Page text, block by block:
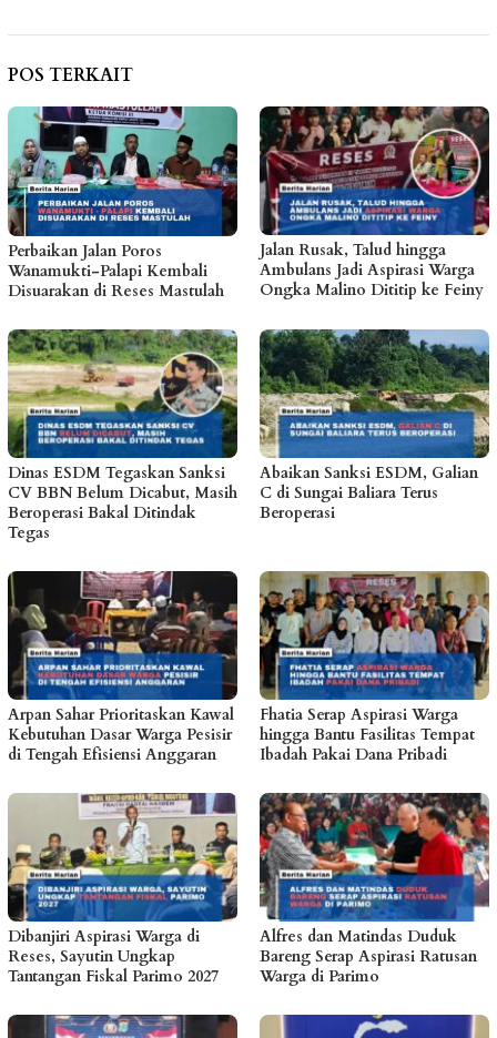
POS TERKAIT
Perbaikan Jalan Poros
Wanamukti-Palapi Kembali
Disuarakan di Reses Mastulah
Jalan Rusak, Talud hingga
Ambulans Jadi Aspirasi Warga
Ongka Malino Dititip ke Feiny
Dinas ESDM Tegaskan Sanksi
CV BBN Belum Dicabut, Masih
Beroperasi Bakal Ditindak
Tegas
Abaikan Sanksi ESDM, Galian
C di Sungai Baliara Terus
Beroperasi
Arpan Sahar Prioritaskan Kawal
Kebutuhan Dasar Warga Pesisir
di Tengah Efisiensi Anggaran
Fhatia Serap Aspirasi Warga
hingga Bantu Fasilitas Tempat
Ibadah Pakai Dana Pribadi
Dibanjiri Aspirasi Warga di
Reses, Sayutin Ungkap
Tantangan Fiskal Parimo 2027
Alfres dan Matindas Duduk
Bareng Serap Aspirasi Ratusan
Warga di Parimo